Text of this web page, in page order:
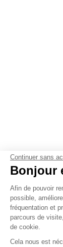
Continuer sans
Bonjour
Afin de pouvoir
possible,
fréquentation et
parcours de
de cookie.
Cela nous est